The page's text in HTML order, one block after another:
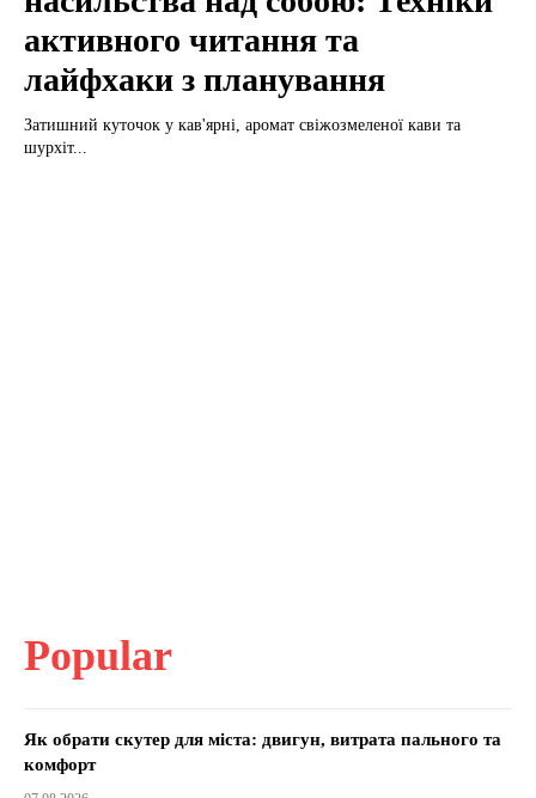
активного читання та
лайфхаки з планування
Затишний куточок у кав'ярні, аромат свіжозмеленої кави та
шурхіт...
Popular
Як обрати скутер для міста: двигун, витрата пального та
комфорт